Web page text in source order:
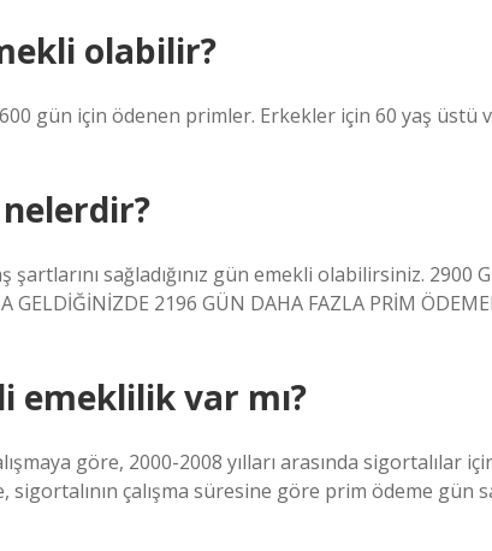
olabilir?
gün için ödenen primler. Erkekler için 60 yaş üstü
sağladığınız gün emekli olabilirsiniz. 2900
GELDİĞİNİZDE 2196 GÜN DAHA FAZLA PRİM
emeklilik var mı?
göre, 2000-2008 yılları arasında sigortalılar
çalışma süresine göre prim ödeme gün